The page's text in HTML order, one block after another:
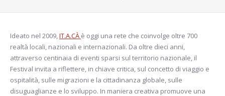
Ideato nel 2009,IT.A.CÀ è oggi una rete che coinvolge oltre 700
realtà locali, nazionali e internazionali. Da oltre dieci anni,
attraverso centinaia di eventi sparsi sul territorio nazionale, il
Festival invita a riflettere, in chiave critica, sul concetto di viaggio e
ospitalità, sulle migrazioni e la cittadinanza globale, sulle
disuguaglianze e lo sviluppo. In maniera creativa promuove una